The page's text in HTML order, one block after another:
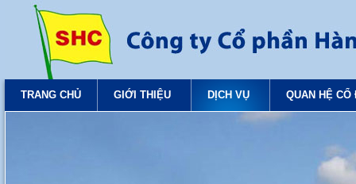
TRANG CHỦ GIỚI THIỆU DỊCH VỤ QUAN HỆ CỔ